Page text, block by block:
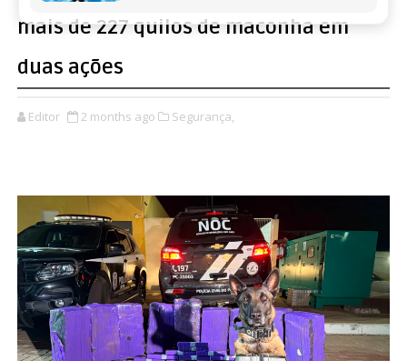
mais de 227 quilos de maconha em
duas ações
Editor 2 months ago Segurança,